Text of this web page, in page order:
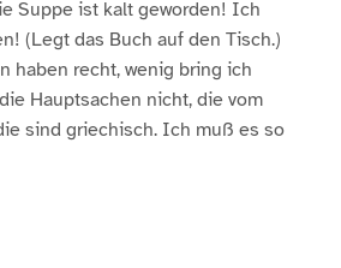
Suppe ist kalt geworden! Ich
(Legt das Buch auf den Tisch.)
haben recht, wenig bring ich
Hauptsachen nicht, die vom
sind griechisch. Ich muß es so